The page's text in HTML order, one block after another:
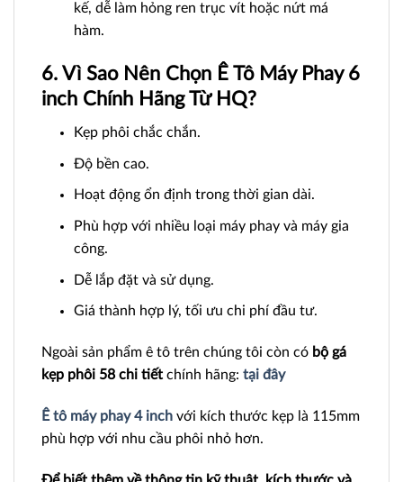
kế, dễ làm hỏng ren trục vít hoặc nứt má
hàm.
6. Vì Sao Nên Chọn Ê Tô Máy Phay 6
inch Chính Hãng Từ HQ?
Kẹp phôi chắc chắn.
Độ bền cao.
Hoạt động ổn định trong thời gian dài.
Phù hợp với nhiều loại máy phay và máy gia
công.
Dễ lắp đặt và sử dụng.
Giá thành hợp lý, tối ưu chi phí đầu tư.
Ngoài sản phẩm ê tô trên chúng tôi còn có bộ gá
kẹp phôi 58 chi tiết chính hãng: tại đây
Ê tô máy phay 4 inch với kích thước kẹp là 115mm
phù hợp với nhu cầu phôi nhỏ hơn.